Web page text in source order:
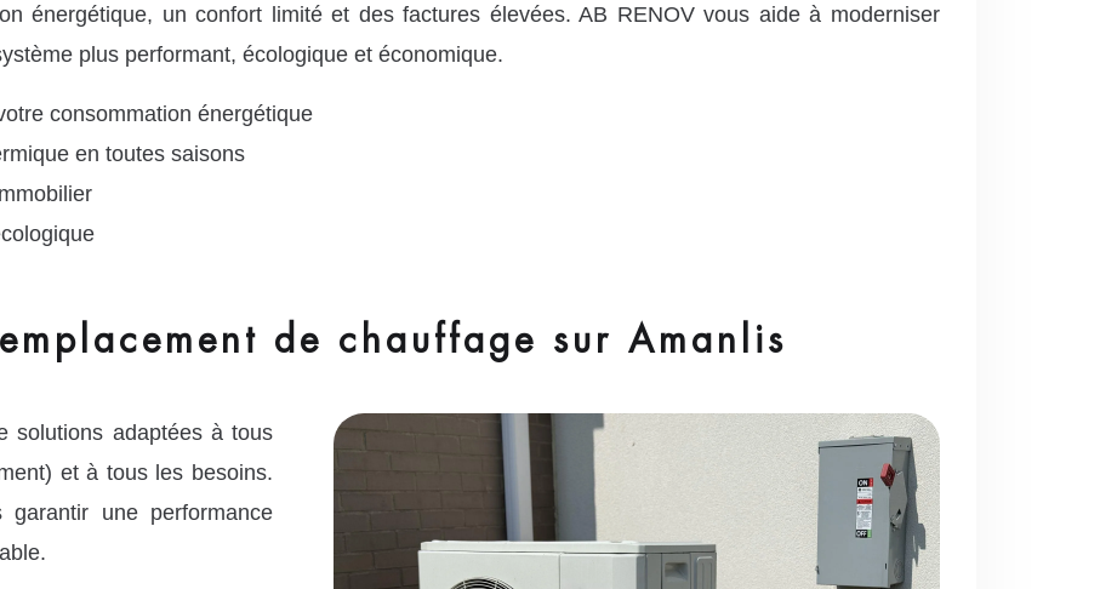
énergétique, un confort limité et des factures élevées. AB RENOV vous aide à moderniser
plus performant, écologique et économique.
consommation énergétique
en toutes saisons
de chauffage sur Amanlis
solutions adaptées à tous
et à tous les besoins.
une performance